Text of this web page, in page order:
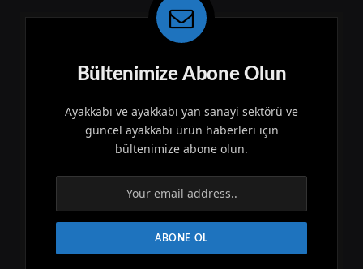
Bültenimize Abone Olun
Ayakkabı ve ayakkabı yan sanayi sektörü ve
güncel ayakkabı ürün haberleri için
bültenimize abone olun.